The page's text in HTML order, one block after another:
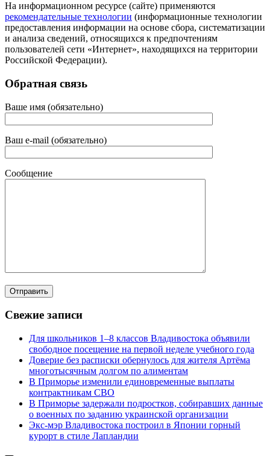
На информационном ресурсе (сайте) применяются
рекомендательные технологии (информационные технологии
предоставления информации на основе сбора, систематизации
и анализа сведений, относящихся к предпочтениям
пользователей сети «Интернет», находящихся на территории
Российской Федерации).
Обратная связь
Ваше имя (обязательно)
Ваш e-mail (обязательно)
Сообщение
Свежие записи
Для школьников 1–8 классов Владивостока объявили
свободное посещение на первой неделе учебного года
Доверие без расписки обернулось для жителя Артёма
многотысячным долгом по алиментам
В Приморье изменили единовременные выплаты
контрактникам СВО
В Приморье задержали подростков, собиравших данные
о военных по заданию украинской организации
Экс-мэр Владивостока построил в Японии горный
курорт в стиле Лапландии